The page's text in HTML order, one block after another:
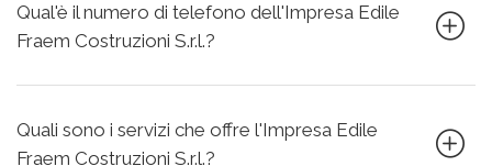
Qual'è il numero di telefono dell'Impresa Edile
Fraem Costruzioni S.r.l.?
Quali sono i servizi che offre l'Impresa Edile
Fraem Costruzioni S.r.l.?